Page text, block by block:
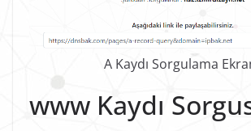
A Kaydı Sorgulama
www Kaydı